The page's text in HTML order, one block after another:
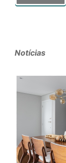
Notícias